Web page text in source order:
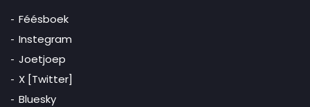
Féésboek
Instegram
Joetjoep
X [Twitter]
Bluesky